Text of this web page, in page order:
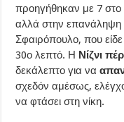
προηγήθηκαν με 7 στο
αλλά στην επανάληψη
Σφαιρόπουλο, που είδε
30ο λεπτό. Η Νίζνι
δεκάλεπτο για να
σχεδόν αμέσως,
να φτάσει στη νίκη.